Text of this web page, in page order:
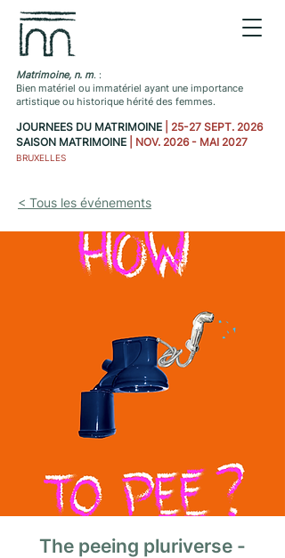
Matrimoine, n. m. :
Bien matériel ou immatériel ayant une importance
artistique ou historique hérité des femmes.
JOURNEES DU MATRIMOINE
| 25-27 SEPT. 2026
SAISON MATRIMOINE
| NOV. 2026 - MAI 2027
BRUXELLES
< Tous les événements
The peeing pluriverse -